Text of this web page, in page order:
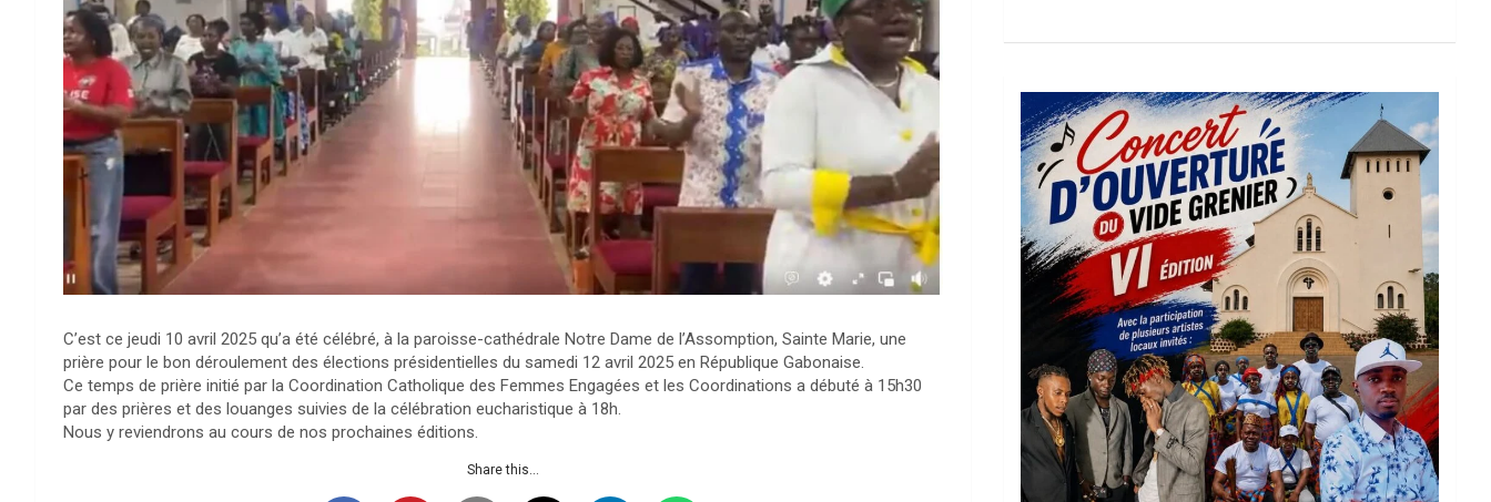
C’est ce jeudi 10 avril 2025 qu’a été célébré, à la paroisse-cathédrale Notre Dame de l’Assomption, Sainte Marie, une
prière pour le bon déroulement des élections présidentielles du samedi 12 avril 2025 en République Gabonaise.
Ce temps de prière initié par la Coordination Catholique des Femmes Engagées et les Coordinations a débuté à 15h30
par des prières et des louanges suivies de la célébration eucharistique à 18h.
Nous y reviendrons au cours de nos prochaines éditions.
Share this...